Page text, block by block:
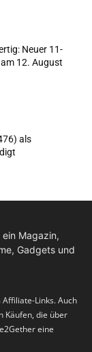
Neuer 11-
12. August
als
Magazin,
Gadgets und
Links. Auch
Käufen, die über
eine